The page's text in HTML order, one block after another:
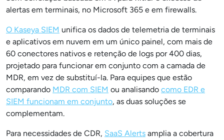
alertas em terminais, no Microsoft 365 e em firewalls.
O Kaseya SIEM unifica os dados de telemetria de terminais
e aplicativos em nuvem em um único painel, com mais de
60 conectores nativos e retenção de logs por 400 dias,
projetado para funcionar em conjunto com a camada de
MDR, em vez de substituí-la. Para equipes que estão
comparando MDR com SIEM ou analisando como EDR e
SIEM funcionam em conjunto, as duas soluções se
complementam.
Para necessidades de CDR, SaaS Alerts amplia a cobertura